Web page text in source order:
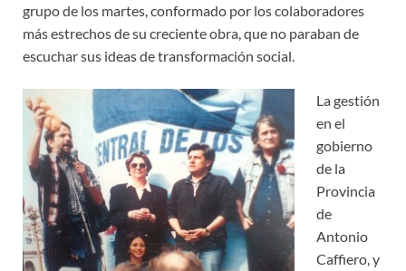
grupo de los martes, conformado por los colaboradores
más estrechos de su creciente obra, que no paraban de
escuchar sus ideas de transformación social.
La gestión
en el
gobierno
de la
Provincia
de
Antonio
Caffiero, y